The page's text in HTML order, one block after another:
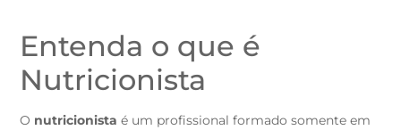
Entenda o que é
Nutricionista
O nutricionista é um profissional formado somente em